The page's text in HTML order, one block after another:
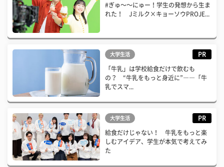
#ぎゅ〜〜にゅー！学生の発想から生ま
れた！ Jミルク×キョーソウPROJE...
大学生活 PR
「牛乳」は学校給食だけで飲むも
の？ “牛乳をもっと身近に”――「牛
乳でスマ...
大学生活 PR
給食だけじゃない！ 牛乳をもっと楽
しむアイデア、学生が本気で考えてみ
た